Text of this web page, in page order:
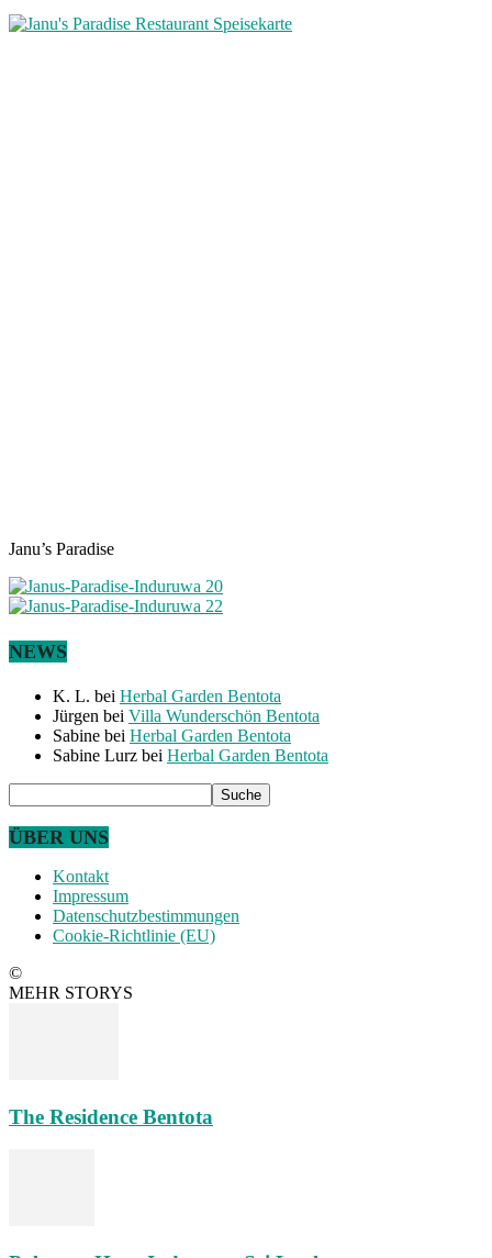
Janu’s Paradise
NEWS
K. L. bei Herbal Garden Bentota
Jürgen bei Villa Wunderschön Bentota
Sabine bei Herbal Garden Bentota
Sabine Lurz bei Herbal Garden Bentota
ÜBER UNS
Kontakt
Impressum
Datenschutzbestimmungen
Cookie-Richtlinie (EU)
©
MEHR STORYS
The Residence Bentota